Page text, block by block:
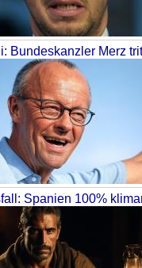
Bundeskanzler Merz
Spanien 100%